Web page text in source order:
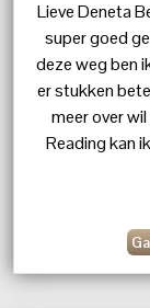
Lieve Deneta
super goed
deze weg ben
er stukken
meer over
Reading kan